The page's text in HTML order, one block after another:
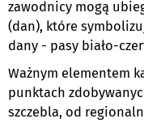
zawodnicy mogą
(dan), które
dany - pasy biało-
Ważnym elementem
punktach
szczebla, od